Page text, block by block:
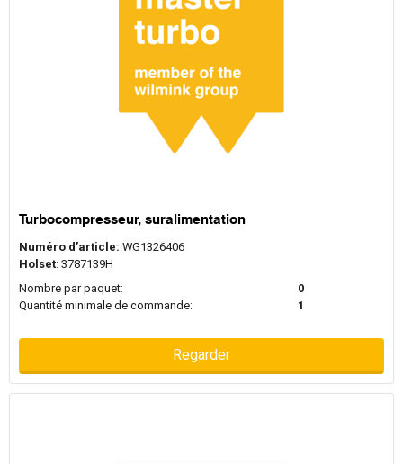
Turbocompresseur, suralimentation
Numéro d’article: WG1326406
Holset: 3787139H
Nombre par paquet:
0
Quantité minimale de commande:
1
Regarder